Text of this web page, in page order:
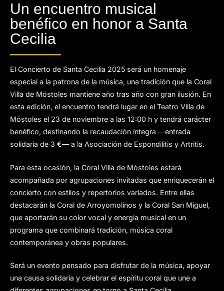
Un encuentro musical
benéfico en honor a Santa
Cecilia
El Concierto de Santa Cecilia 2025 será un homenaje
especial a la patrona de la música, una tradición que la Coral
Villa de Móstoles mantiene año tras año con gran ilusión. En
esta edición, el encuentro tendrá lugar en el Teatro Villa de
Móstoles el 23 de noviembre a las 12:00 h y tendrá carácter
benéfico, destinando la recaudación íntegra —entrada
solidaria de 3 €— a la Asociación de Espondilitis y Artritis.
Para esta ocasión, la Coral Villa de Móstoles estará
acompañada por agrupaciones invitadas que enriquecerán el
concierto con estilos y repertorios variados. Entre ellas
destacarán la Coral de Arroyomolinos y la Coral San Miguel,
que aportarán su color vocal y energía musical en un
programa que combinará tradición, música coral
contemporánea y obras populares.
Será un evento pensado para disfrutar de la música, apoyar
una causa solidaria y celebrar el espíritu coral que une a